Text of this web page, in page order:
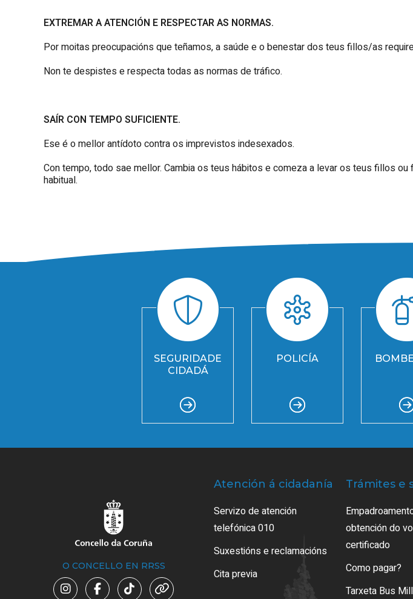
EXTREMAR A ATENCIÓN E RESPECTAR AS NORMAS.
Por moitas preocupacións que teñamos, a saúde e o benestar dos teus fillos/as
Non te despistes e respecta todas as normas de tráfico.
SAÍR CON TEMPO SUFICIENTE.
Ese é o mellor antídoto contra os imprevistos indesexados.
Con tempo, todo sae mellor. Cambia os teus hábitos e comeza a levar os teus fillos
habitual.
SEGURIDADE
CIDADÁ
POLICÍA
O CONCELLO EN RRSS
Atención á cidadanía
Servizo de atención
telefónica 010
Suxestións e reclamacións
Cita previa
Trámites e
obtención do
certificado
Como pagar?
Tarxeta Bus